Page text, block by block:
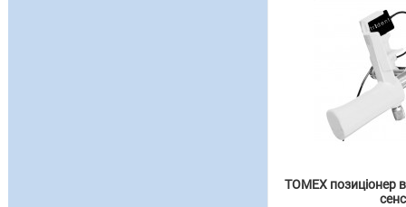
TOMEX позиціонер